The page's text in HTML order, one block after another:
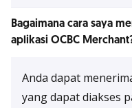
Bagaimana cara saya
aplikasi OCBC
Anda dapat
yang dapat diakses